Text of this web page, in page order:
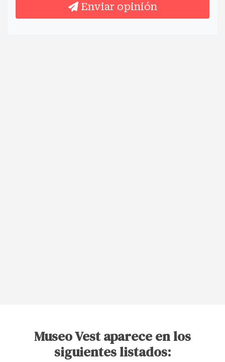
Enviar opinión
Museo Vest aparece en los
siguientes listados: